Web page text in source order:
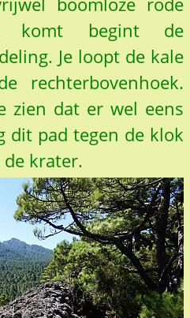
komt begint de
Je loopt de kale
rechterbovenhoek.
zien dat er wel eens
dit pad tegen de klok
krater.